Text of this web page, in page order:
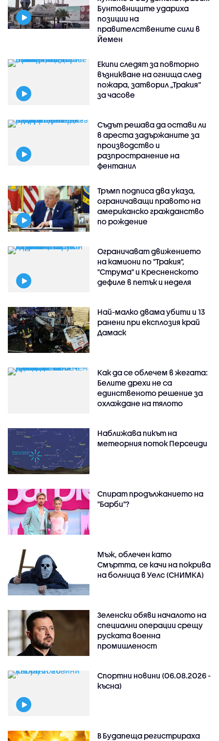
Бунтовниците удариха
позиции на
правителствените сили в
Йемен
Екипи следят за повторно
възникване на огнища след
пожара, затворил „Тракия“
за часове
Съдът решава да остави ли
в ареста задържаните за
производство и
разпространение на
фентанил
Тръмп подписа два указа,
ограничаващи правото на
американско гражданство
по рождение
Ограничават движението
на камиони по "Тракия",
"Струма" и Кресненското
дефиле в петък и неделя
Най-малко двама убити и 13
ранени при експлозия край
Дамаск
Как да се облечем в жегата:
Белите дрехи не са
единственото решение за
охлаждане на тялото
Наближава пикът на
метеорния поток Персеиди
Спират продължанието на
"Барби"?
Мъж, облечен като
Смъртта, се качи на покрива
на болница в Уелс (СНИМКА)
Зеленски обяви началото на
специални операции срещу
руската военна
промишленост
Спортни новини (06.08.2026 -
късна)
В Будапеща регистрираха